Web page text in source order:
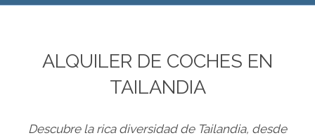
ALQUILER DE COCHES EN
TAILANDIA
Descubre la rica diversidad de Tailandia, desde